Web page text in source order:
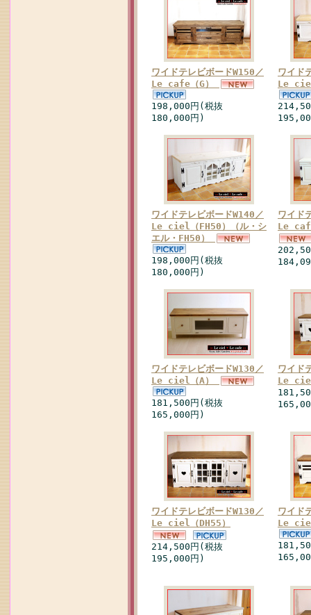
ワイドテレビボードW150／
Le cafe（G）
198,000円(税抜
180,000円)
ワイド
Le
ワイドテレビボードW140／
Le ciel（FH50）（ル・シ
エル・FH50）
198,000円(税抜
180,000円)
ワイド
Le
ワイドテレビボードW130／
Le ciel（A）
181,500円(税抜
165,000円)
ワイド
Le
ワイドテレビボードW130／
Le ciel（DH55）
214,500円(税抜
195,000円)
ワイド
Le